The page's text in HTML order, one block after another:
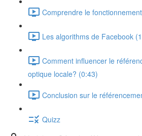
Comprendre le
Les algorithms de Facebook
Comment influencer le
optique locale? (0:43)
Conclusion sur le
Quizz